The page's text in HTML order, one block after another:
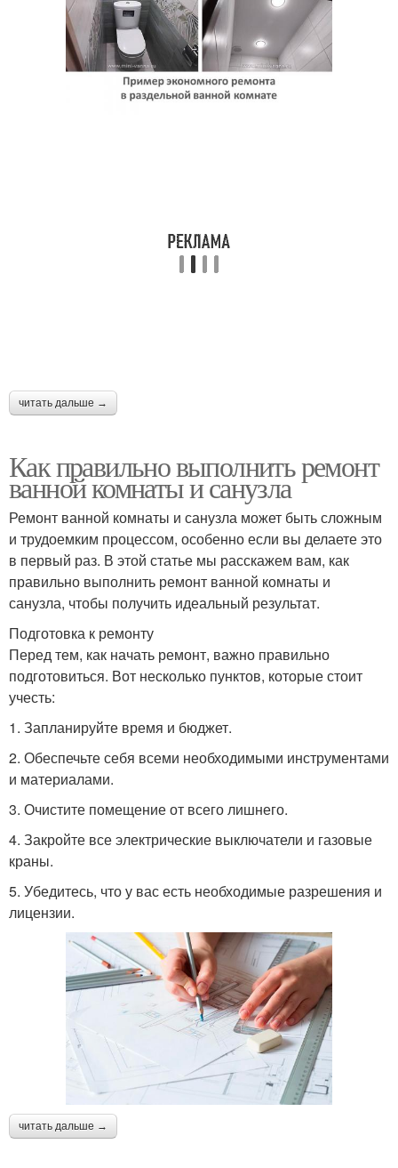
читать дальше →
Как правильно выполнить ремонт
ванной комнаты и санузла
Ремонт ванной комнаты и санузла может быть сложным
и трудоемким процессом, особенно если вы делаете это
в первый раз. В этой статье мы расскажем вам, как
правильно выполнить ремонт ванной комнаты и
санузла, чтобы получить идеальный результат.
Подготовка к ремонту
Перед тем, как начать ремонт, важно правильно
подготовиться. Вот несколько пунктов, которые стоит
учесть:
1. Запланируйте время и бюджет.
2. Обеспечьте себя всеми необходимыми инструментами
и материалами.
3. Очистите помещение от всего лишнего.
4. Закройте все электрические выключатели и газовые
краны.
5. Убедитесь, что у вас есть необходимые разрешения и
лицензии.
читать дальше →